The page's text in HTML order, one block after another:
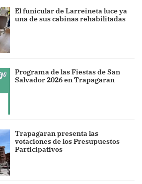
El funicular de Larreineta luce ya
una de sus cabinas rehabilitadas
Programa de las Fiestas de San
Salvador 2026 en Trapagaran
Trapagaran presenta las
votaciones de los Presupuestos
Participativos